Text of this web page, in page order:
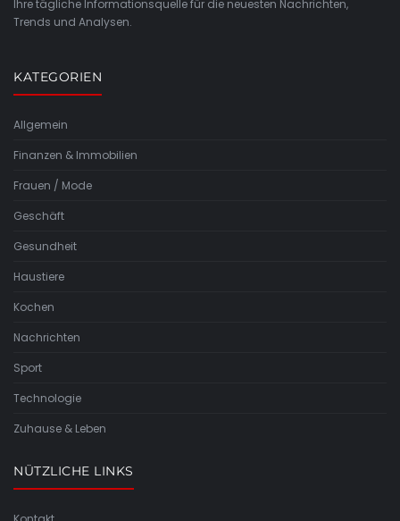
Ihre tägliche Informationsquelle für die neuesten Nachrichten,
Trends und Analysen.
KATEGORIEN
Allgemein
Finanzen & Immobilien
Frauen / Mode
Geschäft
Gesundheit
Haustiere
Kochen
Nachrichten
Sport
Technologie
Zuhause & Leben
NÜTZLICHE LINKS